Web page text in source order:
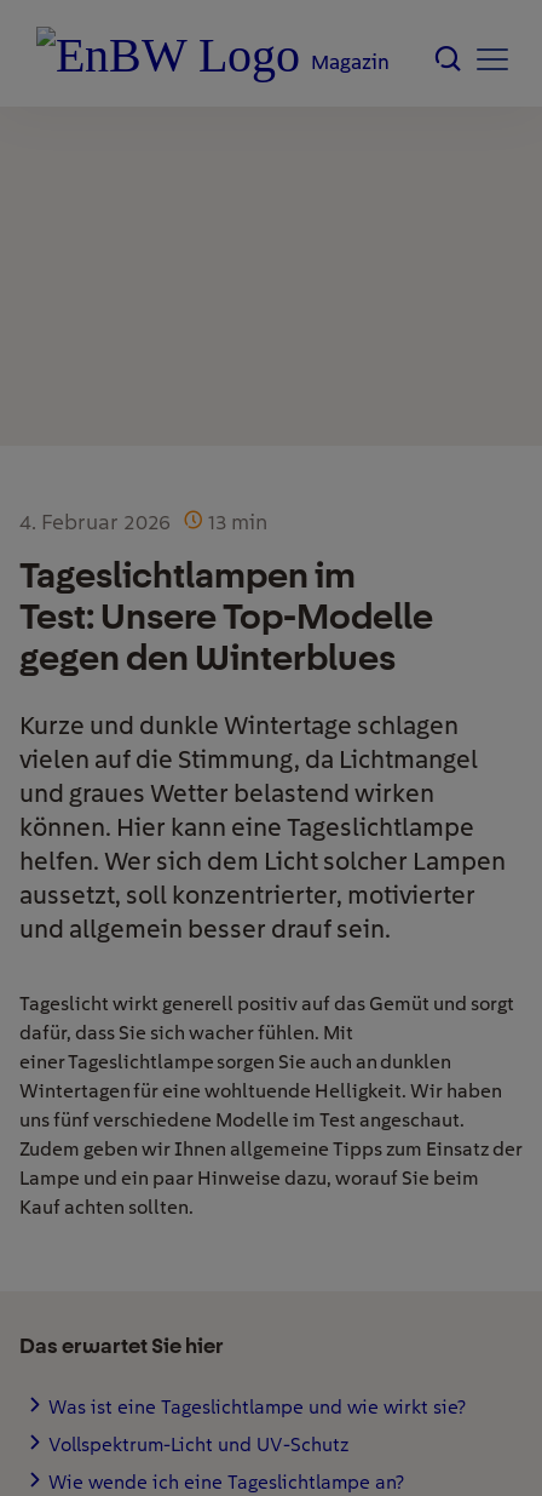
Magazin
4. Februar 2026 13 min
Tageslichtlampen im
Test: Unsere Top-Modelle
gegen den Winterblues
Kurze und dunkle Wintertage schlagen
vielen auf die Stimmung, da Lichtmangel
und graues Wetter belastend wirken
können. Hier kann eine Tageslichtlampe
helfen. Wer sich dem Licht solcher Lampen
aussetzt, soll konzentrierter, motivierter
und allgemein besser drauf sein.
Tageslicht wirkt generell positiv auf das Gemüt und sorgt
dafür, dass Sie sich wacher fühlen. Mit
einer Tageslichtlampe sorgen Sie auch an dunklen
Wintertagen für eine wohltuende Helligkeit. Wir haben
uns fünf verschiedene Modelle im Test angeschaut.
Zudem geben wir Ihnen allgemeine Tipps zum Einsatz der
Lampe und ein paar Hinweise dazu, worauf Sie beim
Kauf achten sollten.
Das erwartet Sie hier
Was ist eine Tageslichtlampe und wie wirkt sie?
Vollspektrum-Licht und UV-Schutz
Wie wende ich eine Tageslichtlampe an?